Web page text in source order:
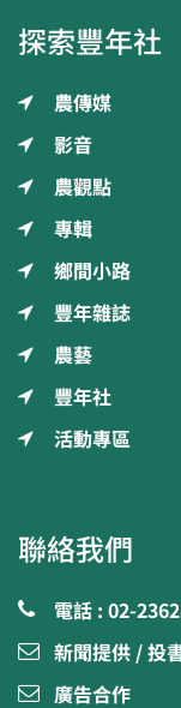
探索豐年社
農傳媒
影音
農觀點
專輯
鄉間小路
豐年雜誌
農藝
豐年社
活動專區
聯絡我們
電話 : 02-
新聞提供 / 投
廣告合作